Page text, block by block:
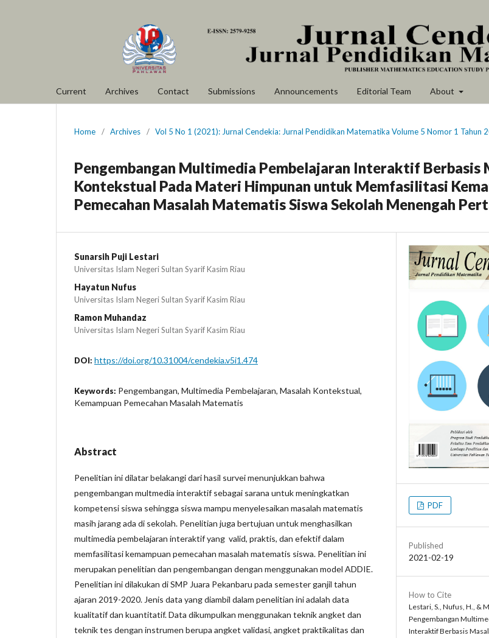
Current Archives Contact Submissions Announcements Editorial Team About
Home / Archives / Vol 5 No 1 (2021): Jurnal Cendekia: Jurnal Pendidikan Matematika Volume 5 Nomor 1 Tahun
Pengembangan Multimedia Pembelajaran Interaktif Berbasis
Kontekstual Pada Materi Himpunan untuk Memfasilitasi
Pemecahan Masalah Matematis Siswa Sekolah Menengah
Sunarsih Puji Lestari
Universitas Islam Negeri Sultan Syarif Kasim Riau
Hayatun Nufus
Universitas Islam Negeri Sultan Syarif Kasim Riau
Ramon Muhandaz
Universitas Islam Negeri Sultan Syarif Kasim Riau
DOI: https://doi.org/10.31004/cendekia.v5i1.474
Keywords: Pengembangan, Multimedia Pembelajaran, Masalah Kontekstual,
Kemampuan Pemecahan Masalah Matematis
Abstract
Penelitian ini dilatar belakangi dari hasil survei menunjukkan bahwa
pengembangan multmedia interaktif sebagai sarana untuk meningkatkan
kompetensi siswa sehingga siswa mampu menyelesaikan masalah matematis
masih jarang ada di sekolah. Penelitian juga bertujuan untuk menghasilkan
multimedia pembelajaran interaktif yang valid, praktis, dan efektif dalam
memfasilitasi kemampuan pemecahan masalah matematis siswa. Penelitian ini
merupakan penelitian dan pengembangan dengan menggunakan model ADDIE.
Penelitian ini dilakukan di SMP Juara Pekanbaru pada semester ganjil tahun
ajaran 2019-2020. Jenis data yang diambil dalam penelitian ini adalah data
kualitatif dan kuantitatif. Data dikumpulkan menggunakan teknik angket dan
teknik tes dengan instrumen berupa angket validasi, angket praktikalitas dan
PDF
Published
2021-02-19
How to Cite
Lestari, S., Nufus, H., &
Pengembangan
Interaktif Berbasis